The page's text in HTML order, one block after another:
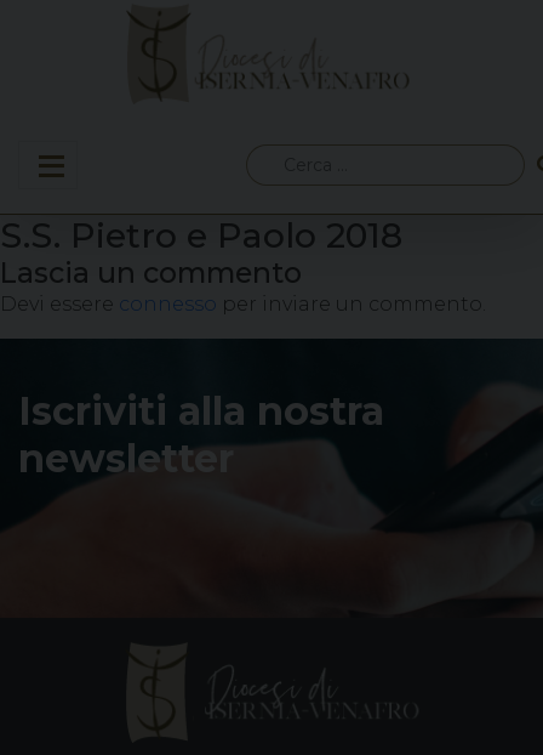
per:
S.S. Pietro e Paolo 2018
Lascia un commento
Devi essere connesso per inviare un commento.
Iscriviti alla nostra
newsletter